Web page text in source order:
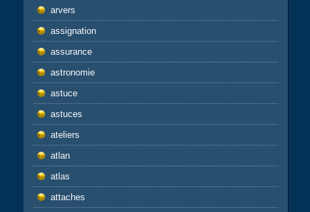
arvers
assignation
assurance
astronomie
astuce
astuces
ateliers
atlan
atlas
attaches